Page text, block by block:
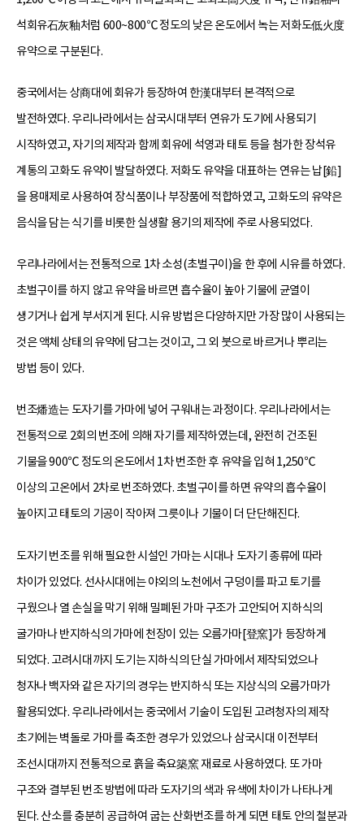
석회유石灰釉처럼 600~800℃ 정도의 낮은 온도에서 녹는 저화도低火度
유약으로 구분된다.
중국에서는 상商대에 회유가 등장하여 한漢대부터 본격적으로
발전하였다. 우리나라에서는 삼국시대부터 연유가 도기에 사용되기
시작하였고, 자기의 제작과 함께 회유에 석영과 태토 등을 첨가한 장석유
계통의 고화도 유약이 발달하였다. 저화도 유약을 대표하는 연유는 납[鉛]
을 용매제로 사용하여 장식품이나 부장품에 적합하였고, 고화도의 유약은
음식을 담는 식기를 비롯한 실생활 용기의 제작에 주로 사용되었다.
우리나라에서는 전통적으로 1차 소성(초벌구이)을 한 후에 시유를 하였다.
초벌구이를 하지 않고 유약을 바르면 흡수율이 높아 기물에 균열이
생기거나 쉽게 부서지게 된다. 시유 방법은 다양하지만 가장 많이 사용되는
것은 액체 상태의 유약에 담그는 것이고, 그 외 붓으로 바르거나 뿌리는
방법 등이 있다.
번조燔造는 도자기를 가마에 넣어 구워내는 과정이다. 우리나라에서는
전통적으로 2회의 번조에 의해 자기를 제작하였는데, 완전히 건조된
기물을 900℃ 정도의 온도에서 1차 번조한 후 유약을 입혀 1,250℃
이상의 고온에서 2차로 번조하였다. 초벌구이를 하면 유약의 흡수율이
높아지고 태토의 기공이 작아져 그릇이나 기물이 더 단단해진다.
도자기 번조를 위해 필요한 시설인 가마는 시대나 도자기 종류에 따라
차이가 있었다. 선사시대에는 야외의 노천에서 구덩이를 파고 토기를
구웠으나 열 손실을 막기 위해 밀폐된 가마 구조가 고안되어 지하식의
굴가마나 반지하식의 가마에 천장이 있는 오름가마[登窯]가 등장하게
되었다. 고려시대까지 도기는 지하식의 단실 가마에서 제작되었으나
청자나 백자와 같은 자기의 경우는 반지하식 또는 지상식의 오름가마가
활용되었다. 우리나라에서는 중국에서 기술이 도입된 고려청자의 제작
초기에는 벽돌로 가마를 축조한 경우가 있었으나 삼국시대 이전부터
조선시대까지 전통적으로 흙을 축요築窯 재료로 사용하였다. 또 가마
구조와 결부된 번조 방법에 따라 도자기의 색과 유색에 차이가 나타나게
된다. 산소를 충분히 공급하여 굽는 산화번조를 하게 되면 태토 안의 철분과